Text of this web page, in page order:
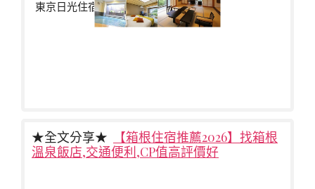
東京日光住宿推薦東京近郊 日光 是你不
★全文分享★
【箱根住宿推薦2026】找箱根
溫泉飯店,交通便利,CP值高評價好